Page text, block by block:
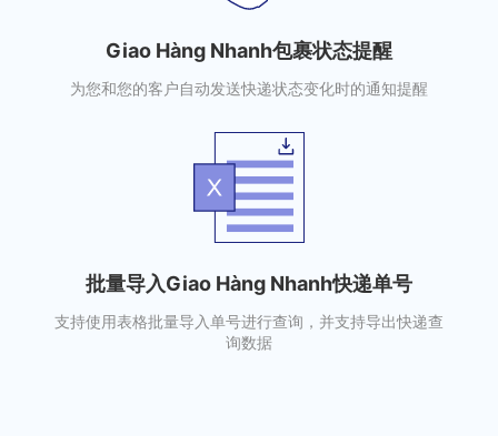
Giao Hàng Nhanh包裹状态提醒
为您和您的客户自动发送快递状态变化时的通知提醒
批量导入Giao Hàng Nhanh快递单号
支持使用表格批量导入单号进行查询，并支持导出快递查
询数据